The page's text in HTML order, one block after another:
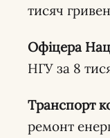
тисяч
Офіцера
НГУ за 8
Транспорт
ремонт